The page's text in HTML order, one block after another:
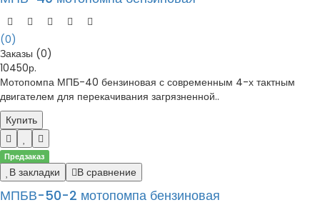
(0)
Заказы (0)
10450р.
Мотопомпа МПБ-40 бензиновая с современным 4-х тактным
двигателем для перекачивания загрязненной..
Купить
Предзаказ
В закладки В сравнение
МПБВ-50-2 мотопомпа бензиновая